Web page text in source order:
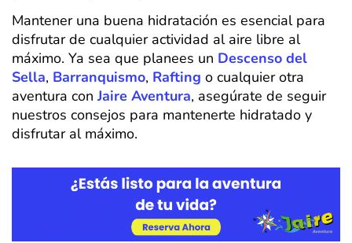
Mantener una buena hidratación es esencial para
disfrutar de cualquier actividad al aire libre al
máximo. Ya sea que planees un Descenso del
Sella, Barranquismo, Rafting o cualquier otra
aventura conJaire Aventura, asegúrate de seguir
nuestros consejos para mantenerte hidratado y
disfrutar al máximo.